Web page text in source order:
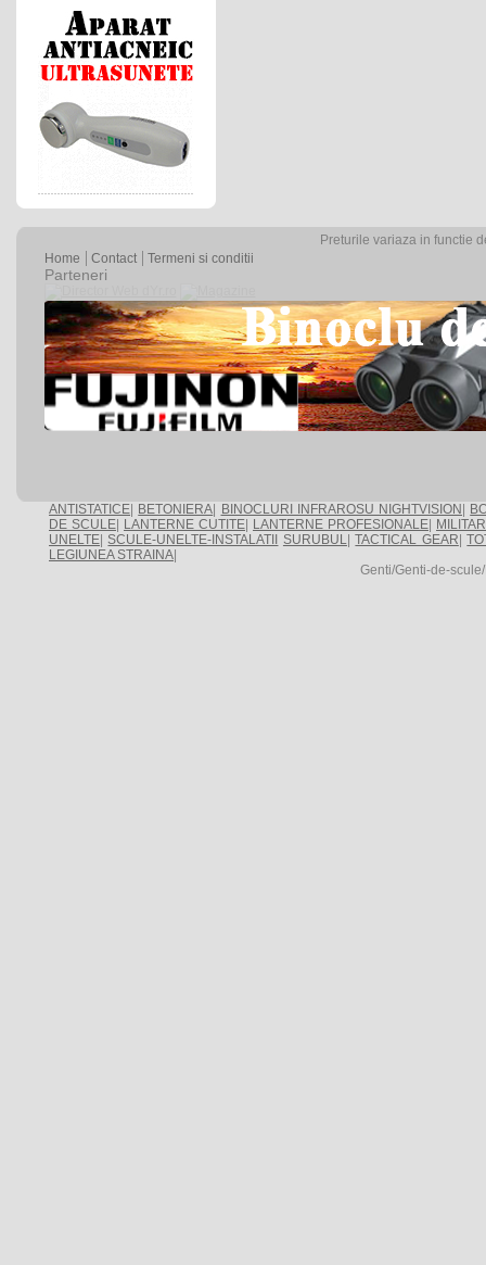
Preturile variaza in functie
Home
Contact Termeni si conditii
Parteneri
ANTISTATICE BETONIERA BINOCLURI INFRAROSU NIGHTVISION
DE SCULE
LANTERNE CUTITE LANTERNE PROFESIONALE
UNELTE SCULE-UNELTE-INSTALATII SURUBUL|TACTICAL GEAR |
LEGIUNEA STRAINA
Genti/Genti-de-